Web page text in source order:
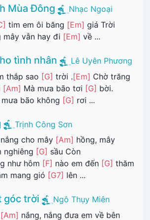
Mùa Đông
Nhạc Ngoại
tim em ôi băng [Em] giá Trời
mây vẫn hay đi [Em] về ...
tình nhân
Lê Uyên Phương
thắp sao [G] trời .[Em] Chờ trăng
[Am] Mà mưa bão tơi [G] bời.
bão không [G] rơi ...
Trịnh Công Sơn
nắng cho mây [Am] hồng, mây
nghiêng [G] sầu Còn
như hôm [F] nào em đến [G] thăm
mang gió [G7] lên ...
góc trời
Ngô Thụy Miên
[Am] nắng, nắng đưa em về bên